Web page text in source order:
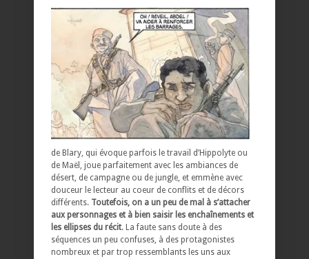
de Blary, qui évoque parfois le travail d’Hippolyte ou
de Maël, joue parfaitement avec les ambiances de
désert, de campagne ou de jungle, et emmène avec
douceur le lecteur au coeur de conflits et de décors
différents. Toutefois, on a un peu de mal à s’attacher
aux personnages et à bien saisir les enchaînements et
les ellipses du récit. La faute sans doute à des
séquences un peu confuses, à des protagonistes
nombreux et par trop ressemblants les uns aux